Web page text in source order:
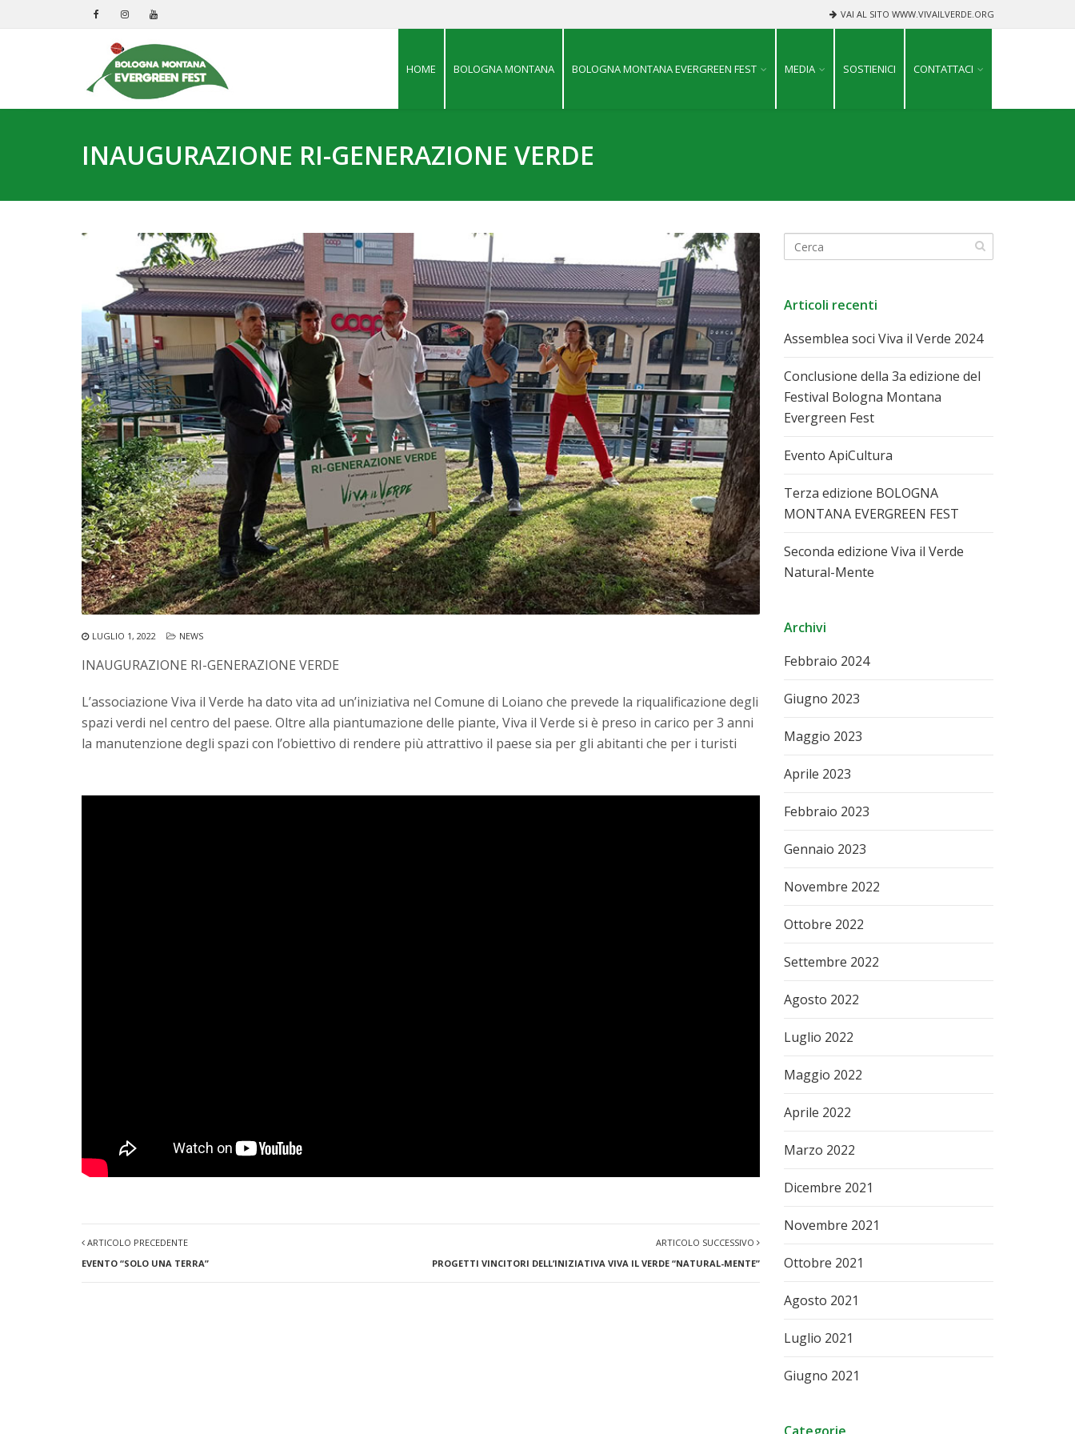
VAI AL SITO WWW.VIVAILVERDE.ORG
HOME BOLOGNA MONTANA BOLOGNA MONTANA EVERGREEN FEST MEDIA SOSTIENICI CONTATTACI
INAUGURAZIONE RI-GENERAZIONE VERDE
LUGLIO 1, 2022 NEWS
INAUGURAZIONE RI-GENERAZIONE VERDE
L’associazione Viva il Verde ha dato vita ad un’iniziativa nel Comune di Loiano che prevede la riqualificazione degli
spazi verdi nel centro del paese. Oltre alla piantumazione delle piante, Viva il Verde si è preso in carico per 3 anni
la manutenzione degli spazi con l’obiettivo di rendere più attrattivo il paese sia per gli abitanti che per i turisti
ARTICOLO PRECEDENTE
EVENTO “SOLO UNA TERRA”
ARTICOLO SUCCESSIVO
PROGETTI VINCITORI DELL’INIZIATIVA VIVA IL VERDE “NATURAL-MENTE”
Articoli recenti
Assemblea soci Viva il Verde 2024
Conclusione della 3a edizione del
Festival Bologna Montana
Evergreen Fest
Evento ApiCultura
Terza edizione BOLOGNA
MONTANA EVERGREEN FEST
Seconda edizione Viva il Verde
Natural-Mente
Archivi
Febbraio 2024
Giugno 2023
Maggio 2023
Aprile 2023
Febbraio 2023
Gennaio 2023
Novembre 2022
Ottobre 2022
Settembre 2022
Agosto 2022
Luglio 2022
Maggio 2022
Aprile 2022
Marzo 2022
Dicembre 2021
Novembre 2021
Ottobre 2021
Agosto 2021
Luglio 2021
Giugno 2021